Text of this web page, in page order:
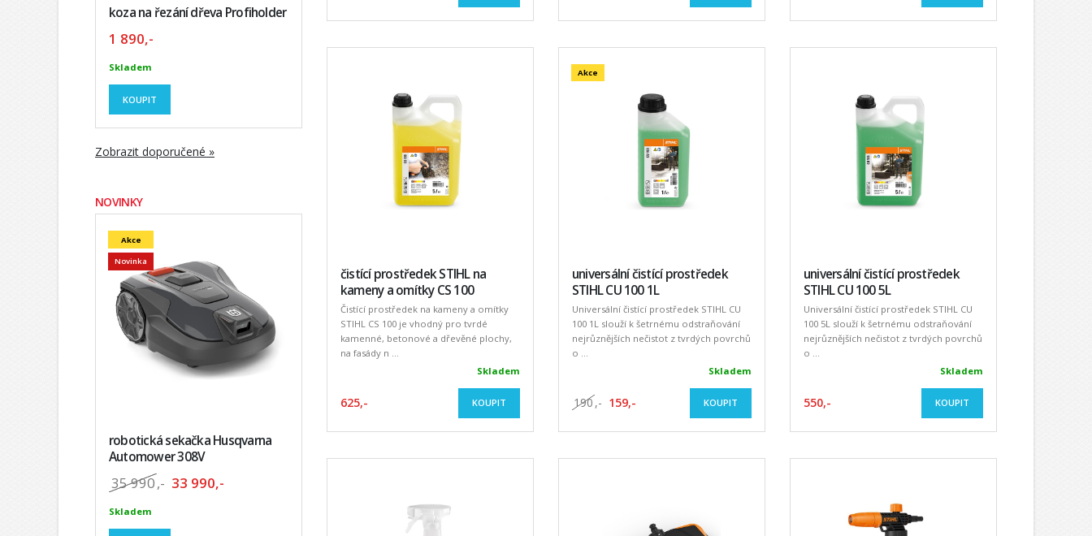
koza na řezání dřeva Profiholder
1 890,-
Skladem
KOUPIT
Zobrazit doporučené »
NOVINKY
Akce
Novinka
robotická sekačka Husqvarna
Automower 308V
35 990,- 33 990,-
Skladem
čistící prostředek STIHL na
kameny a omítky CS 100
Čistící prostředek na kameny a omítky
STIHL CS 100 je vhodný pro tvrdé
kamenné, betonové a dřevěné plochy,
na fasády n ...
Skladem
625,- KOUPIT
Akce
universální čistící prostředek
STIHL CU 100 1L
Universální čistící prostředek STIHL CU
100 1L slouží k šetrnému odstraňování
nejrůznějších nečistot z tvrdých povrchů
o ...
Skladem
190 ,- 159,- KOUPIT
universální čistící prostředek
STIHL CU 100 5L
Universální čistící prostředek STIHL CU
100 5L slouží k šetrnému odstraňování
nejrůznějších nečistot z tvrdých povrchů
o ...
Skladem
550,- KOUPIT